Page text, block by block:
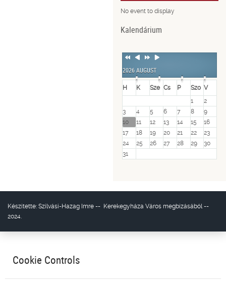
No event to display
Kalendárium
Previous
Previous
NextNext
2026 AUGUST
H K Sze Cs P Szo V
1
2
3
4 5 6 7 8
9
10
11 12 13 14 15
16
17
18 19 20 21 22
23
24
25 26 27 28 29
30
31
Készítette: Szilvási-Hazag Imre -- Kerekegyháza Város megbízásából --
2024.
Cookie Controls